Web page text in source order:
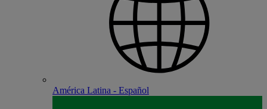
América Latina - Español